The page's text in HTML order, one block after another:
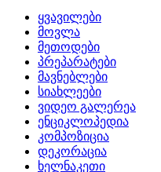
ყვავილები
მოვლა
მეთოდები
პრეპარატები
მავნებლები
სიახლეები
ვიდეო გალერეა
ენციკლოპედია
კომპოზიცია
დეკორაცია
ხელნაკეთი